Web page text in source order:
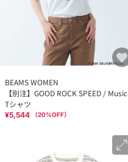
BEAMS WOMEN
【別注】GOOD ROCK SPEED / Music
Tシャツ
¥5,544 （20%OFF）